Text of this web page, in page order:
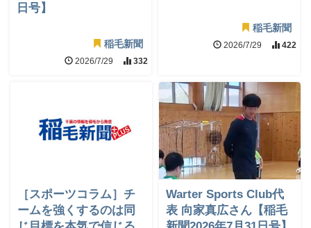
日号】
稲毛新聞
2026/7/29 332
稲毛新聞
2026/7/29 422
［スポーツコラム］チ
ームを強くするのは同
Warter Sports Club代
表 向家真広さん【稲毛